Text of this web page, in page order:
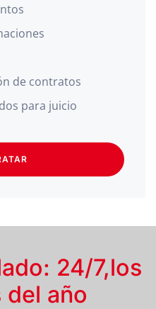
de contratos
para juicio
24/7,los
del año